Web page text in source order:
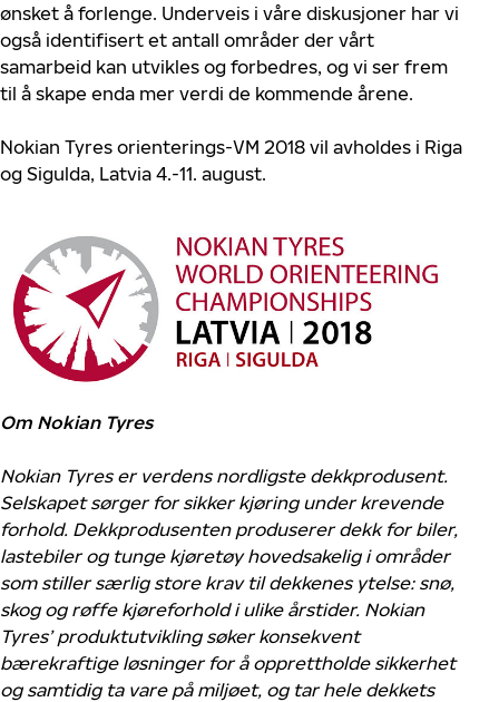
ønsket å forlenge. Underveis i våre diskusjoner har vi
også identifisert et antall områder der vårt
samarbeid kan utvikles og forbedres, og vi ser frem
til å skape enda mer verdi de kommende årene.
Nokian Tyres orienterings-VM 2018 vil avholdes i Riga
og Sigulda, Latvia 4.-11. august.
Om Nokian Tyres
Nokian Tyres er verdens nordligste dekkprodusent.
Selskapet sørger for sikker kjøring under krevende
forhold. Dekkprodusenten produserer dekk for biler,
lastebiler og tunge kjøretøy hovedsakelig i områder
som stiller særlig store krav til dekkenes ytelse: snø,
skog og røffe kjøreforhold i ulike årstider. Nokian
Tyres’ produktutvikling søker konsekvent
bærekraftige løsninger for å opprettholde sikkerhet
og samtidig ta vare på miljøet, og tar hele dekkets